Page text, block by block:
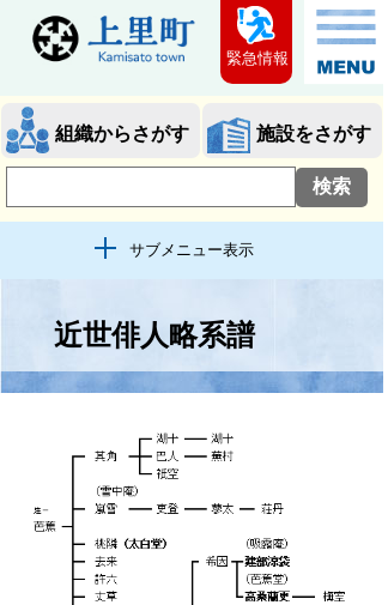
組織からさがす 施設をさがす
サブメニュー表示
緊急情報
近世俳人略系譜